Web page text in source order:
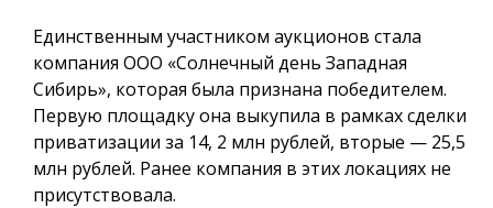
Единственным участником аукционов стала
компания ООО «Солнечный день Западная
Сибирь», которая была признана победителем.
Первую площадку она выкупила в рамках сделки
приватизации за 14, 2 млн рублей, вторые — 25,5
млн рублей. Ранее компания в этих локациях не
присутствовала.